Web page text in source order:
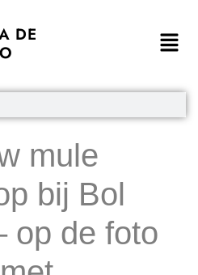
DE
mule
bij Bol
op de foto